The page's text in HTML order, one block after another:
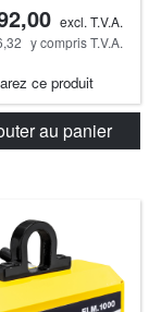
excl. T.V.A.
y compris T.V.A.
ce produit
au panier